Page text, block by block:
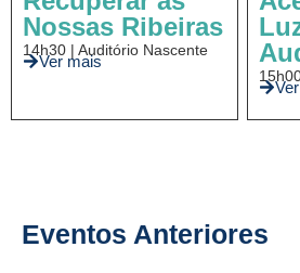
Nossas Ribeiras
14h30 | Auditório Nascente
Ver mais
Eventos Anteriores